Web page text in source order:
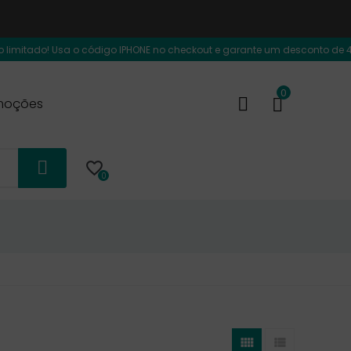
Usa o código IPHONE no checkout e garante um desconto de 40€
0
0
